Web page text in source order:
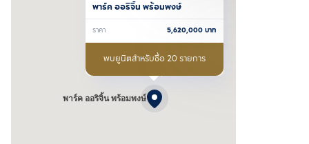
พาร์ค ออริจิ้น พร้อมพงษ์
พาร์ค ออริจิ้น พร้อมพงษ์
ราคา 5,620,000 บาท
พบยูนิตสำหรับซื้อ 20 รายการ